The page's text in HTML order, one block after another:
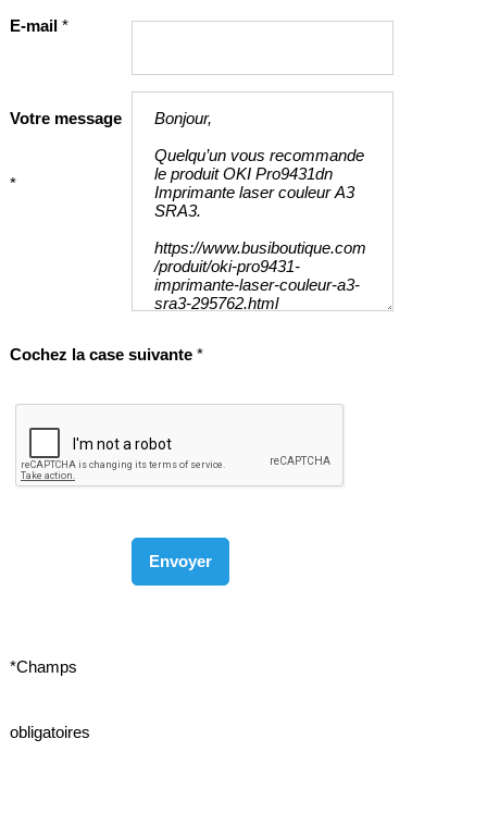
E-mail *
Votre message
*
Cochez la case suivante *
*Champs
obligatoires